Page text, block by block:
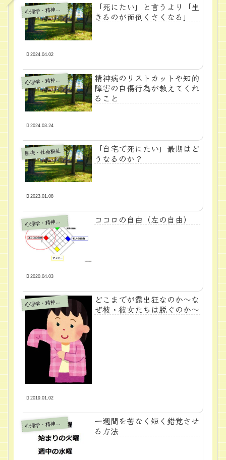
心
理学・精神医学
「死にたい」と言うより「生
きるのが面倒くさくなる」
2024.04.02
心
理学・精神医学
精神病のリストカットや知的
障害の自傷行為が教えてくれ
ること
2024.03.24
医療・社会福祉
「自宅で死にたい」最期はど
うなるのか？
2023.01.08
心
理学・精神医学 ココロの自由（左の自由）
2020.04.03
心
理学・精神医学
どこまでが露出狂なのか～な
ぜ彼・彼女たちは脱ぐのか～
2019.01.02
心
理学・精神医学
一週間を苦なく短く錯覚させ
る方法